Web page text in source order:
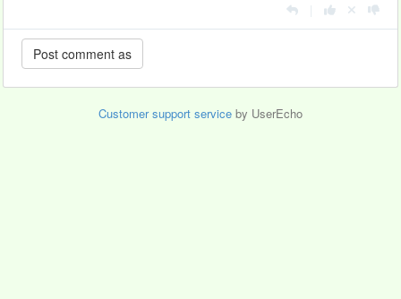
Customer support service by UserEcho